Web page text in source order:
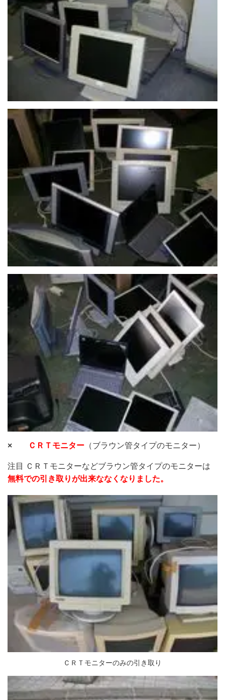
× ＣＲＴモニター （ブラウン管タイプのモニター）
注目
ＣＲＴモニターなどブラウン管タイプのモニターは
無料での引き取りが出来ななくなりました。
ＣＲＴモニターのみの引き取り